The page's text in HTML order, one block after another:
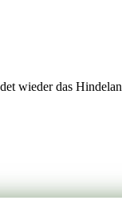
wieder das